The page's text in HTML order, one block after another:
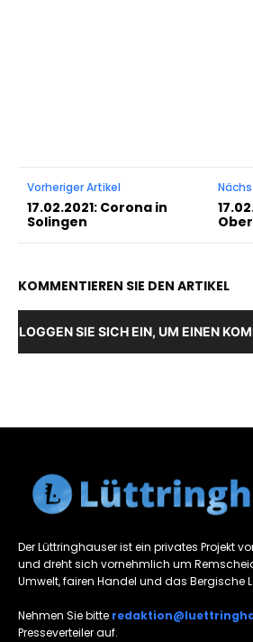
Vorheriger Artikel
17.02.2021: Corona in
Solingen
KOMMENTIEREN SIE DEN ARTIKEL
LOGGEN SIE SICH EIN, UM EINEN
Der Lüttringhauser ist ein privates Projekt
und dreht sich vornehmlich um
Umwelt, fairen Handel und das Bergische
Nehmen Sie bitte
Presseverteiler auf.